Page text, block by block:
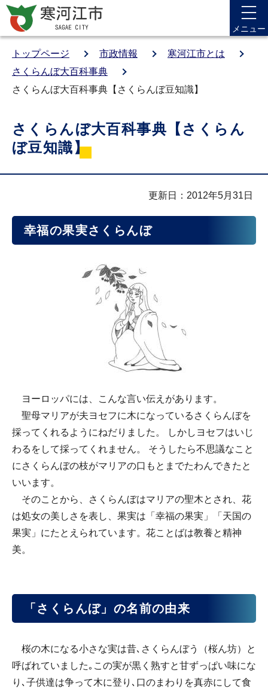
メニュー
トップページ 市政情報
寒河江市とは
さくらんぼ大百科事典
さくらんぼ大百科事典【さくらんぼ豆知識】
さくらんぼ大百科事典【さくらん
ぼ豆知識】
更新日：2012年5月31日
幸福の果実さくらんぼ
ヨーロッパには、こんな言い伝えがあります。
聖母マリアが夫ヨセフに木になっているさくらんぼを
採ってくれるようにねだりました。 しかしヨセフはいじ
わるをして採ってくれません。 そうしたら不思議なこと
にさくらんぼの枝がマリアの口もとまでたわんできたと
いいます。
そのことから、さくらんぼはマリアの聖木とされ、花
は処女の美しさを表し、果実は「幸福の果実」「天国の
果実」にたとえられています。花ことばは教養と精神
美。
「さくらんぼ」の名前の由来
桜の木になる小さな実は昔､さくらんぼう（桜ん坊）と
呼ばれていました｡この実が黒く熟すと甘ずっぱい味にな
り､子供達は争って木に登り､口のまわりを真赤にして食